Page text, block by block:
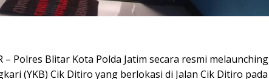
Polres Blitar Kota Polda Jatim secara resmi melaunching
(YKB) Cik Ditiro yang berlokasi di Jalan Cik Ditiro pada